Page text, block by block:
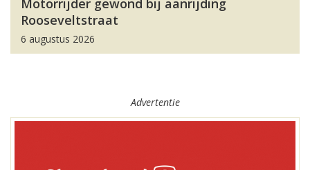
Motorrijder gewond bij aanrijding
Rooseveltstraat
6 augustus 2026
Advertentie